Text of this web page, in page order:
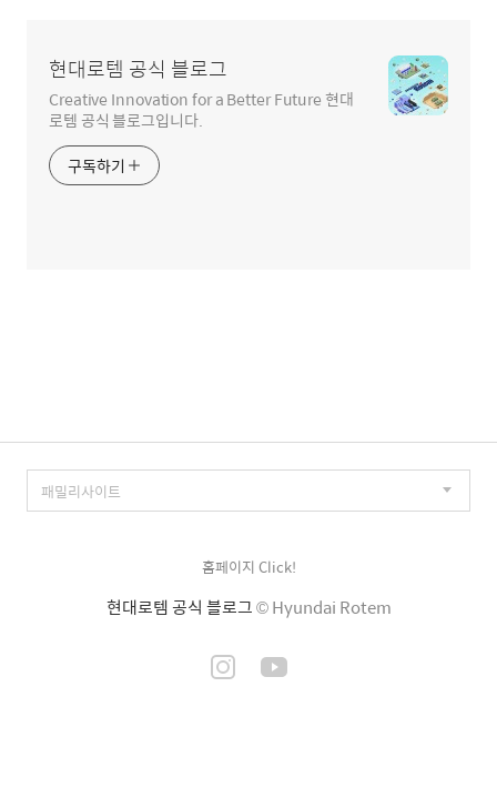
현대로템 공식 블로그
Creative Innovation for a Better Future 현대
로템 공식 블로그입니다.
구독하기
홈페이지 Click!
현대로템 공식 블로그© Hyundai Rotem